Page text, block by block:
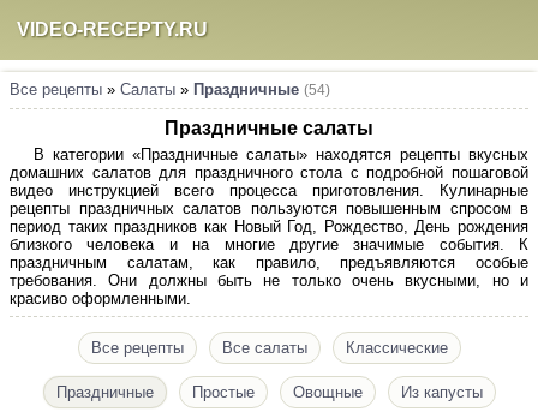
VIDEO-RECEPTY.RU
Все рецепты » Салаты » Праздничные (54)
Праздничные салаты
В категории «Праздничные салаты» находятся рецепты вкусных
домашних салатов для праздничного стола с подробной пошаговой
видео инструкцией всего процесса приготовления. Кулинарные
рецепты праздничных салатов пользуются повышенным спросом в
период таких праздников как Новый Год, Рождество, День рождения
близкого человека и на многие другие значимые события. К
праздничным салатам, как правило, предъявляются особые
требования. Они должны быть не только очень вкусными, но и
красиво оформленными.
Все рецепты Все салаты Классические
Праздничные Простые Овощные Из капусты